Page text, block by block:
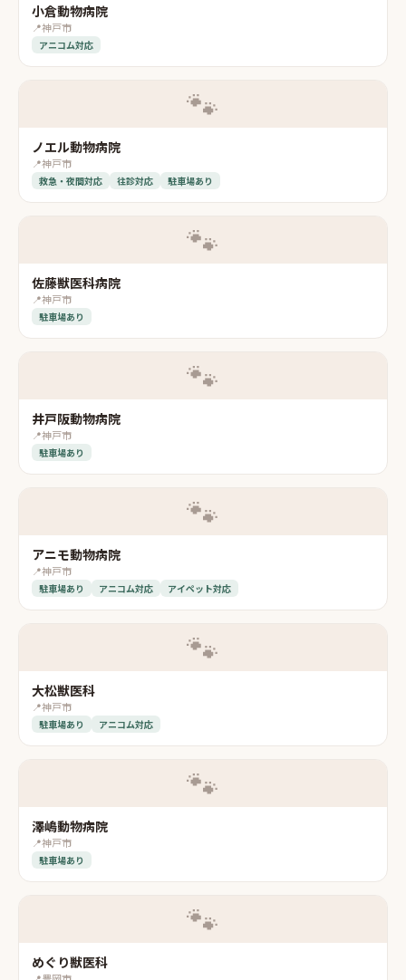
小倉動物病院
📍神戸市
アニコム対応
🐾
ノエル動物病院
📍神戸市
救急・夜間対応 往診対応 駐車場あり
🐾
佐藤獣医科病院
📍神戸市
駐車場あり
🐾
井戸阪動物病院
📍神戸市
駐車場あり
🐾
アニモ動物病院
📍神戸市
駐車場あり アニコム対応 アイペット対応
🐾
大松獣医科
📍神戸市
駐車場あり アニコム対応
🐾
澤嶋動物病院
📍神戸市
駐車場あり
🐾
めぐり獣医科